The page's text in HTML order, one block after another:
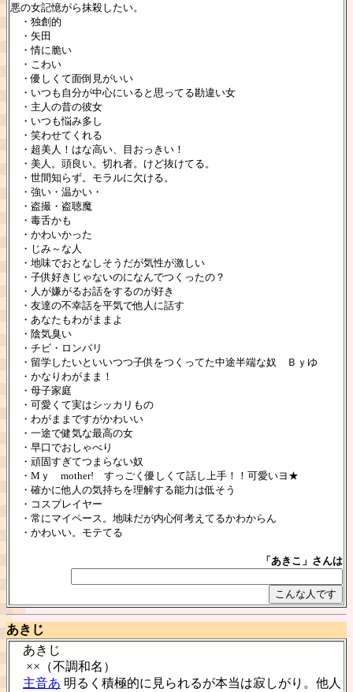
悪の女記憶がら抹殺したい。
・独創的
・矢田
・情に脆い
・こわい
・優しくて面倒見がいい
・いつも自分が中心にいると思ってる勘違い女
・主人の昔の彼女
・いつも悩み多し
・笑わせてくれる
・超美人！はな高い、目おっきい！
・美人。頭良い。切れ者。けど抜けてる。
・世間知らず。モラルに欠ける。
・強い・温かい・
・盗撮・盗聴魔
・毒舌かも
・かわいかった
・じみ～な人
・地味でおとなしそうだが気性が激しい
・子供好きじゃないのになんでつくったの？
・人が嫌がるお話をするのが好き
・友達の不幸話を平気で他人に話す
・あなたもわがままよ
・陰気臭い
・チビ・ロンパリ
・留学したいといいつつ子供をつくってた中途半端な奴 Ｂｙゆ
・かなりわがまま！
・母子家庭
・可愛くて実はシッカリもの
・わがままですがかわいい
・一途で健気な最高の女
・早口でおしゃべり
・頑固すぎてつまらない奴
・Mｙ mother! すっごく優しくて話し上手！！可愛いヨ★
・確かに他人の気持ちを理解する能力は低そう
・コスプレイヤー
・常にマイペース。地味だが内心何考えてるかわからん
・かわいい。モテてる
「あきこ」さんは
あきじ
あきじ
××（不調和名）
主音あ 明るく積極的に見られるが本当は寂しがり。他人